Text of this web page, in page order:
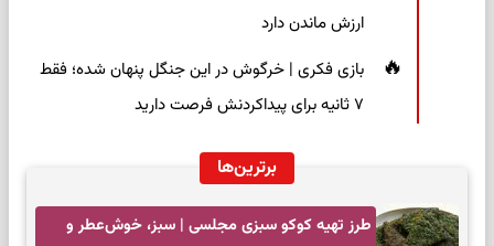
ارزش ماندن دارد
بازی فکری | خرگوش در این جنگل پنهان شده؛ فقط
۷ ثانیه برای پیداکردنش فرصت دارید
برترین‌ها
طرز تهیه کوکو سبزی مجلسی | سبز، خوش‌عطر و